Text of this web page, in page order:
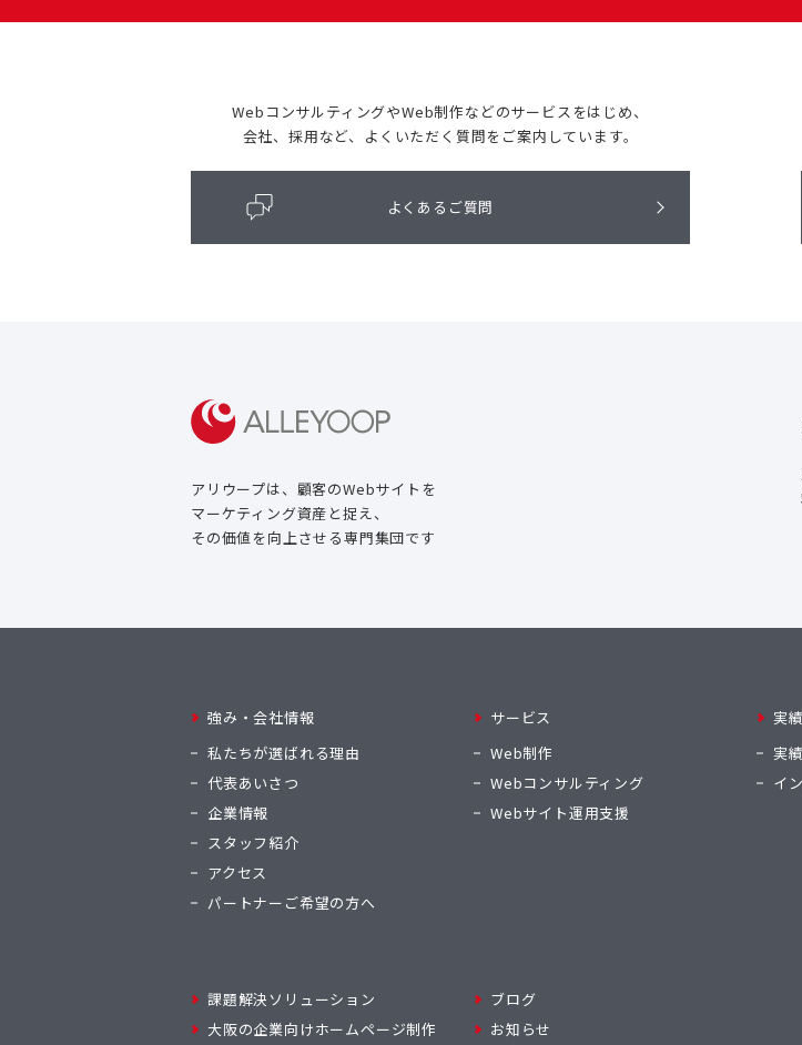
WebコンサルティングやWeb制作などのサービスをはじめ、
会社、採用など、よくいただく質問をご案内しています。
よくあるご質問
アリウープは、顧客のWebサイトを
マーケティング資産と捉え、
その価値を向上させる専門集団です
強み・会社情報
私たちが選ばれる理由
代表あいさつ
企業情報
スタッフ紹介
アクセス
パートナーご希望の方へ
サービス
Web制作
Webコンサルティング
Webサイト運用支援
実
実
イ
課題解決ソリューション
大阪の企業向けホームページ制作
ブログ
お知らせ